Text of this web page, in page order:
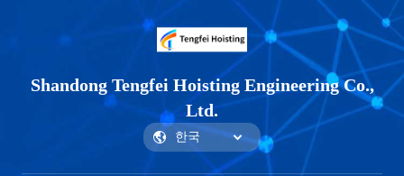
Shandong Tengfei Hoisting Engineering Co.,
Ltd.